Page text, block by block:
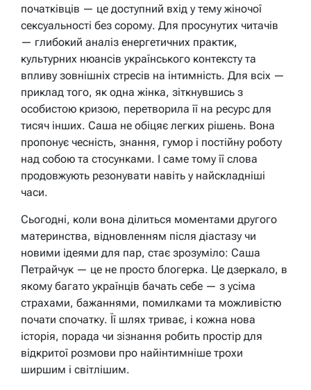
початківців — це доступний вхід у тему жіночої
сексуальності без сорому. Для просунутих читачів
— глибокий аналіз енергетичних практик,
культурних нюансів українського контексту та
впливу зовнішніх стресів на інтимність. Для всіх —
приклад того, як одна жінка, зіткнувшись з
особистою кризою, перетворила її на ресурс для
тисяч інших. Саша не обіцяє легких рішень. Вона
пропонує чесність, знання, гумор і постійну роботу
над собою та стосунками. І саме тому її слова
продовжують резонувати навіть у найскладніші
часи.
Сьогодні, коли вона ділиться моментами другого
материнства, відновленням після діастазу чи
новими ідеями для пар, стає зрозуміло: Саша
Петрайчук — це не просто блогерка. Це дзеркало, в
якому багато українців бачать себе — з усіма
страхами, бажаннями, помилками та можливістю
почати спочатку. Її шлях триває, і кожна нова
історія, порада чи зізнання робить простір для
відкритої розмови про найінтимніше трохи
ширшим і світлішим.